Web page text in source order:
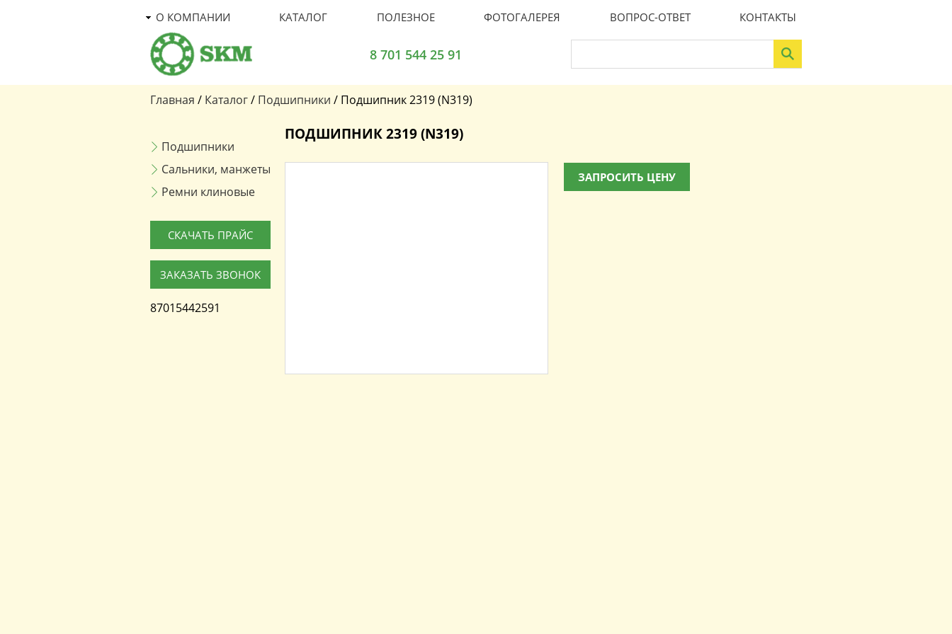
О КОМПАНИИ КАТАЛОГ ПОЛЕЗНОЕ ФОТОГАЛЕРЕЯ ВОПРОС-ОТВЕТ КОНТАКТЫ
8 701 544 25 91
Главная / Каталог/ Подшипники / Подшипник 2319 (N319)
Подшипники
Сальники, манжеты
Ремни клиновые
СКАЧАТЬ ПРАЙС
ЗАКАЗАТЬ ЗВОНОК
87015442591
ПОДШИПНИК 2319 (N319)
ЗАПРОСИТЬ ЦЕНУ